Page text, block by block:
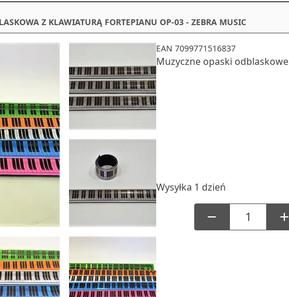
Z KLAWIATURĄ FORTEPIANU OP-03 - ZEBRA MUSIC
EAN 7099771516837
Muzyczne opaski odblaskowe
Wysyłka 1 dzień